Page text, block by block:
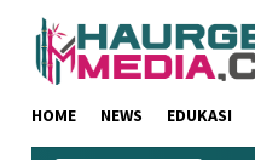
HOME NEWS EDUKASI